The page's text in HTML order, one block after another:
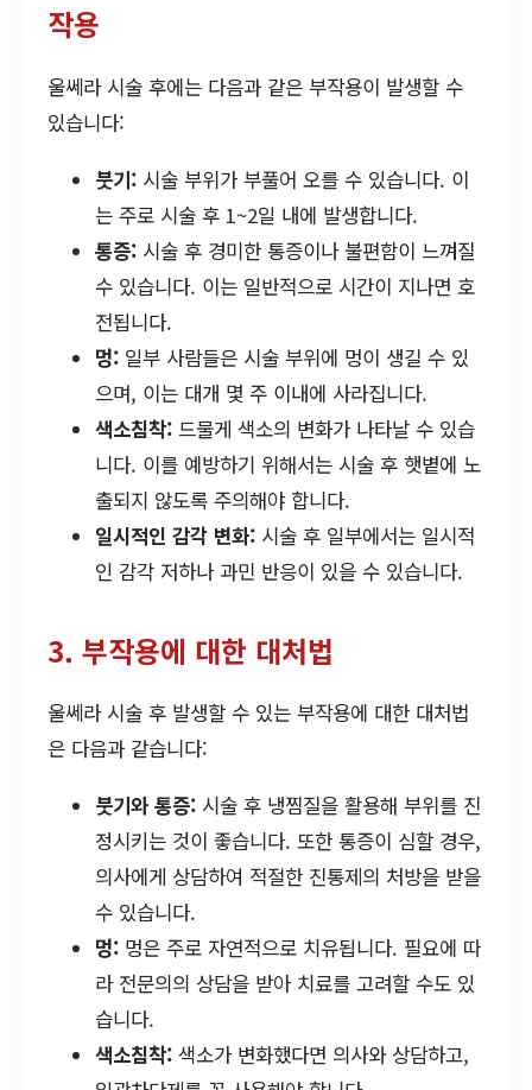
작용
울쎄라 시술 후에는 다음과 같은 부작용이 발생할 수
있습니다:
붓기: 시술 부위가 부풀어 오를 수 있습니다. 이
는 주로 시술 후 1~2일 내에 발생합니다.
통증: 시술 후 경미한 통증이나 불편함이 느껴질
수 있습니다. 이는 일반적으로 시간이 지나면 호
전됩니다.
멍: 일부 사람들은 시술 부위에 멍이 생길 수 있
으며, 이는 대개 몇 주 이내에 사라집니다.
색소침착: 드물게 색소의 변화가 나타날 수 있습
니다. 이를 예방하기 위해서는 시술 후 햇볕에 노
출되지 않도록 주의해야 합니다.
일시적인 감각 변화: 시술 후 일부에서는 일시적
인 감각 저하나 과민 반응이 있을 수 있습니다.
3. 부작용에 대한 대처법
울쎄라 시술 후 발생할 수 있는 부작용에 대한 대처법
은 다음과 같습니다:
붓기와 통증: 시술 후 냉찜질을 활용해 부위를 진
정시키는 것이 좋습니다. 또한 통증이 심할 경우,
의사에게 상담하여 적절한 진통제의 처방을 받을
수 있습니다.
멍: 멍은 주로 자연적으로 치유됩니다. 필요에 따
라 전문의의 상담을 받아 치료를 고려할 수도 있
습니다.
색소침착: 색소가 변화했다면 의사와 상담하고,